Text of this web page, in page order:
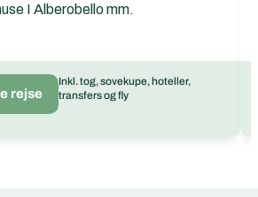
I Alberobello mm.
rejse
Inkl. tog, sovekupe, hoteller,
transfers og fly